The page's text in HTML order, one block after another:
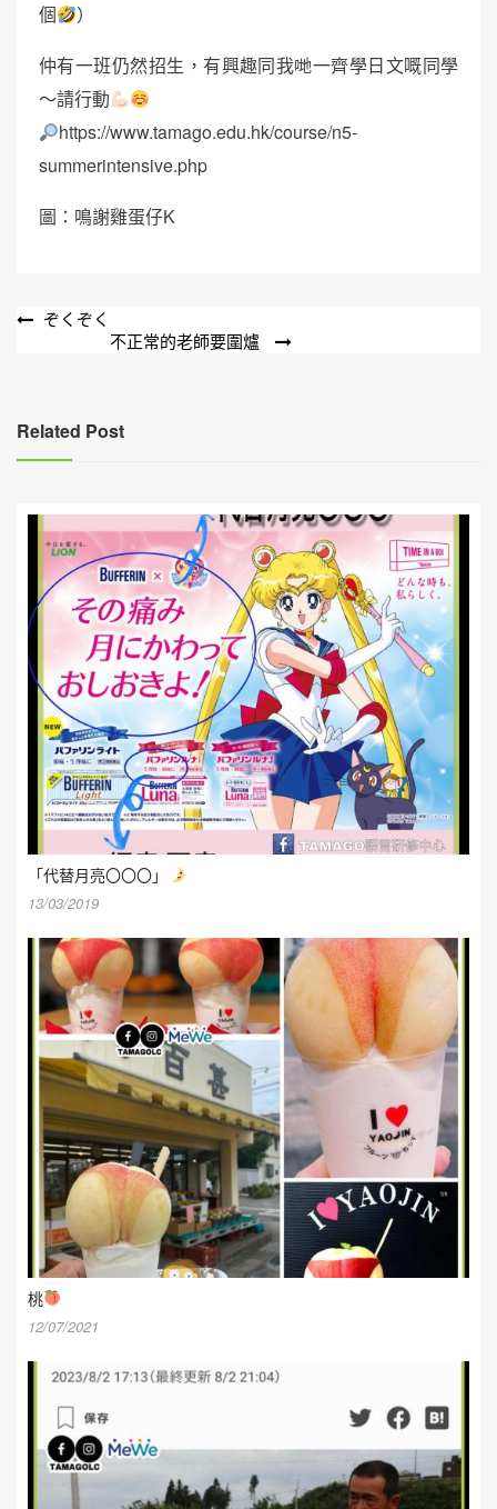
個
）
仲有一班仍然招生，有興趣同我哋一齊學日文嘅同學
～請行動
https://www.tamago.edu.hk/course/n5-
summerintensive.php
圖：鳴謝雞蛋仔K
文
覽
ぞくぞく
不正常的老師要圍爐
Related Post
「代替月亮〇〇〇」
13/03/2019
桃
12/07/2021